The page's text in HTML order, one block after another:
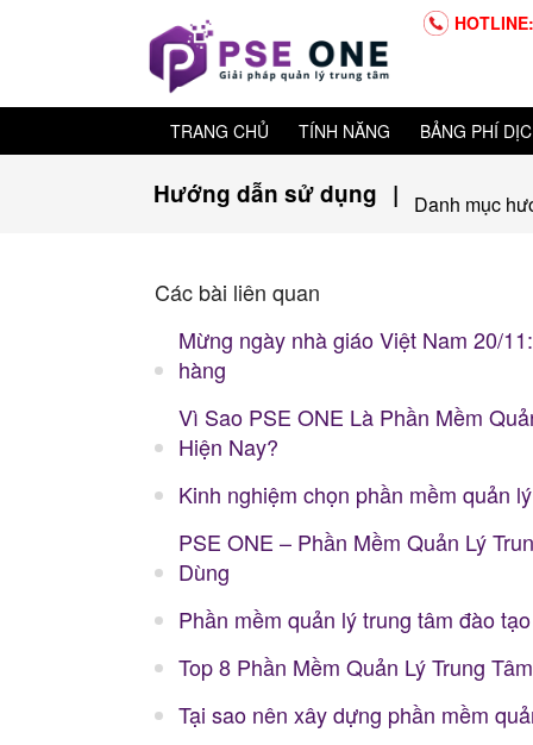
TRANG CHỦ TÍNH NĂNG BẢNG PHÍ
Hướng dẫn sử dụng | Danh mục
Các bài liên quan
Mừng ngày nhà giáo Việt Nam 20/
hàng
Vì Sao PSE ONE Là Phần Mềm
Hiện Nay?
Kinh nghiệm chọn phần mềm quản
PSE ONE – Phần Mềm Quản Lý
Dùng
Phần mềm quản lý trung tâm đào
Top 8 Phần Mềm Quản Lý Trung
Tại sao nên xây dựng phần mềm